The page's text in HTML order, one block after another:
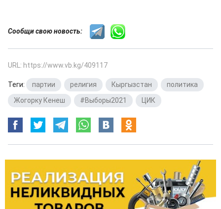
Сообщи свою новость:
URL: https://www.vb.kg/409117
Теги: партии религия Кыргызстан политика
Жогорку Кенеш
#Выборы2021 ЦИК